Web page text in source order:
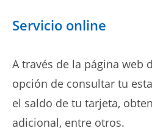
Servicio online
A través de la página web
opción de consultar tu
el saldo de tu tarjeta,
adicional, entre otros.